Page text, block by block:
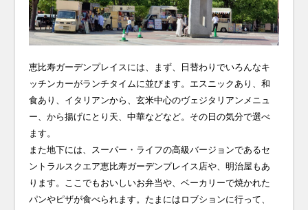
恵比寿ガーデンプレイスには、まず、日替わりでいろんなキ
ッチンカーがランチタイムに並びます。エスニックあり、和
食あり、イタリアンから、玄米中心のヴェジタリアンメニュ
ー、から揚げにとり天、中華などなど。その日の気分で選べ
ます。
また地下には、スーパー・ライフの高級バージョンであるセ
ントラルスクエア恵比寿ガーデンプレイス店や、明治屋もあ
ります。ここでもおいしいお弁当や、ベーカリーで焼かれた
パンやピザが食べられます。たまにはロブションに行って、